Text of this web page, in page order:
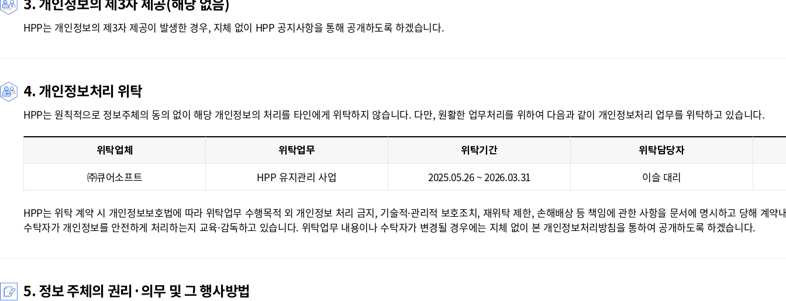
3. 개인정보의 제3자 제공(해당 없음)
HPP는 개인정보의 제3자 제공이 발생한 경우, 지체 없이 HPP 공지사항을 통해 공개하도록 하겠습니다.
4. 개인정보처리 위탁
HPP는 원칙적으로 정보주체의 동의 없이 해당 개인정보의 처리를 타인에게 위탁하지 않습니다. 다만, 원활한 업무처리를 위하여 다음과 같이 개인정보처리 업무를 위탁하고 있습니다.
위탁업체 위탁업무 위탁기간 위탁담당자
㈜큐어소프트 HPP 유지관리 사업 2025.05.26 ~ 2026.03.31 이슬 대리
HPP는 위탁 계약 시 개인정보보호법에 따라 위탁업무 수행목적 외 개인정보 처리 금지, 기술적·관리적 보호조치, 재위탁 제한, 손해배상 등 책임에 관한 사항을 문서에 명시하고 당해 계약
수탁자가 개인정보를 안전하게 처리하는지 교육·감독하고 있습니다. 위탁업무 내용이나 수탁자가 변경될 경우에는 지체 없이 본 개인정보처리방침을 통하여 공개하도록 하겠습니다.
5. 정보 주체의 권리·의무 및 그 행사방법